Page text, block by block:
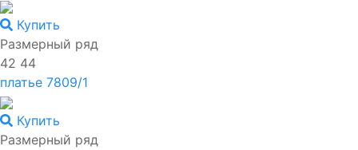
Купить
Размерный ряд
42 44
платье 7809/1
Купить
Размерный ряд